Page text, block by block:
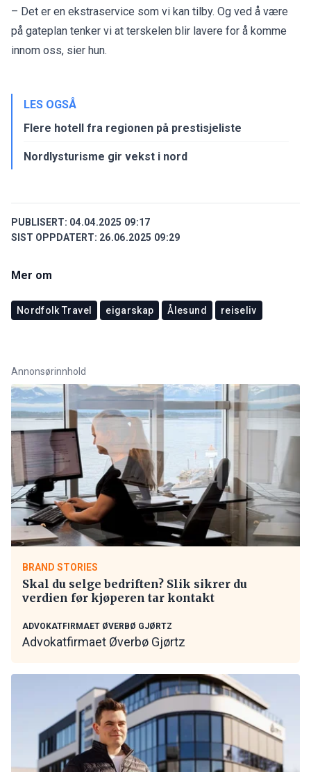
– Det er en ekstraservice som vi kan tilby. Og ved å være
på gateplan tenker vi at terskelen blir lavere for å komme
innom oss, sier hun.
LES OGSÅ
Flere hotell fra regionen på prestisjeliste
Nordlysturisme gir vekst i nord
PUBLISERT: 04.04.2025 09:17
SIST OPPDATERT: 26.06.2025 09:29
Mer om
Nordfolk Travel eigarskap Ålesund reiseliv
Annonsørinnhold
BRAND STORIES
Skal du selge bedriften? Slik sikrer du
verdien før kjøperen tar kontakt
ADVOKATFIRMAET ØVERBØ GJØRTZ
Advokatfirmaet Øverbø Gjørtz